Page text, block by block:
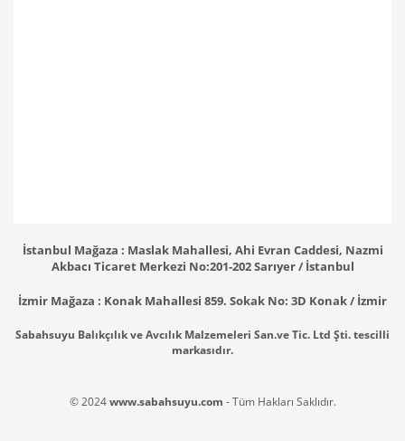
İstanbul Mağaza : Maslak Mahallesi, Ahi Evran Caddesi, Nazmi
Akbacı Ticaret Merkezi No:201-202 Sarıyer / İstanbul
İzmir Mağaza : Konak Mahallesi 859. Sokak No: 3D Konak / İzmir
Sabahsuyu Balıkçılık ve Avcılık Malzemeleri San.ve Tic. Ltd Şti. tescilli
markasıdır.
© 2024www.sabahsuyu.com - Tüm Hakları Saklıdır.